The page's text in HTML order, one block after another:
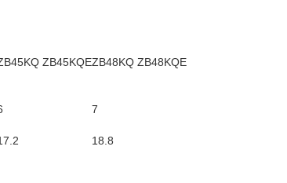
ZB45KQEZB48KQ ZB48KQE
7
18.8